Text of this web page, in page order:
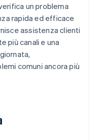
un problema
rapida ed efficace
assistenza clienti
più canali e una
comuni ancora più